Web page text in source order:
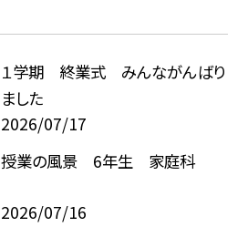
１学期 終業式 みんながんばり
ました
2026/07/17
授業の風景 6年生 家庭科
2026/07/16